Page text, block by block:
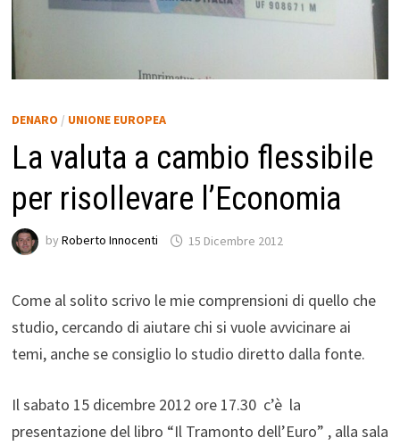
DENARO / UNIONE EUROPEA
La valuta a cambio flessibile
per risollevare l’Economia
by Roberto Innocenti 15 Dicembre 2012
Come al solito scrivo le mie comprensioni di quello che
studio, cercando di aiutare chi si vuole avvicinare ai
temi, anche se consiglio lo studio diretto dalla fonte.
Il sabato 15 dicembre 2012 ore 17.30 c’è la
presentazione del libro “Il Tramonto dell’Euro” , alla sala